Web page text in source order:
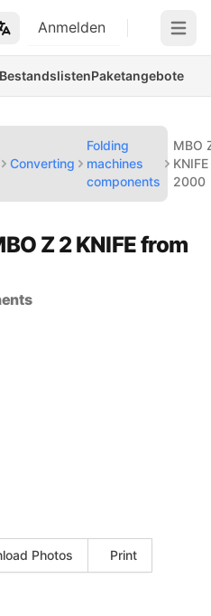
Anmelden Open
Paketangebote
Converting
Folding
machines
components
MBO
2000
Z 2 KNIFE from
Photos Print